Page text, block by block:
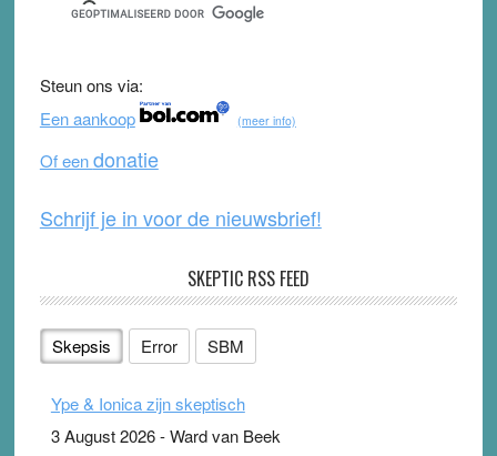
e
b
o
o
k
er T
b
e
d
Steun ons via:
Een aankoop
(meer info)
Of eendonatie
Schrijf je in voor de nieuwsbrief!
SKEPTIC RSS FEED
Skepsis Error SBM
Ype & Ionica zijn skeptisch
3 August 2026-Ward van Beek